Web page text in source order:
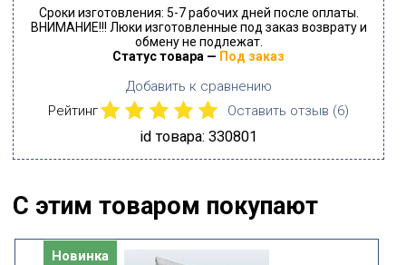
Сроки изготовления: 5-7 рабочих дней после оплаты.
ВНИМАНИЕ!!! Люки изготовленные под заказ возврату и
обмену не подлежат.
Статус товара — Под заказ
Добавить к сравнению
Рейтинг
Оставить отзыв (6)
id товара: 330801
С этим товаром покупают
Новинка